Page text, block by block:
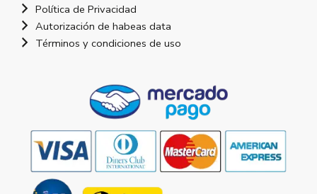
Política de Privacidad
Autorización de habeas data
Términos y condiciones de uso